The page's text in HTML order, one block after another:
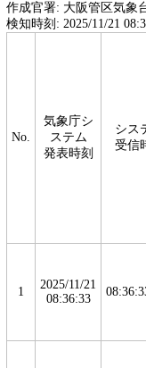
作成官署: 大阪管区気象
検知時刻: 2025/11/21
No.
気象庁シ
ステム
発表時刻
シス
受信
1
2025/11/21
08:36:33